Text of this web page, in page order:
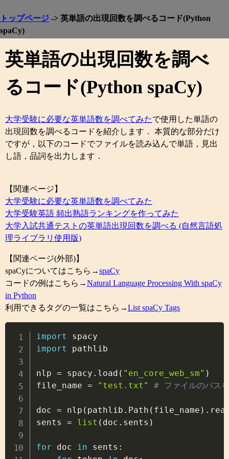
トップページ -> 英単語の出現回数を調べるコード(Python
spaCy)
英単語の出現回数を調べ
るコード(Python spaCy)
大学受験に必要な英単語数を調べてみたで使用した単語の
出現回数を調べるコードを紹介します． 本質的な部分だけ
ですが，以下のコードでファイルを読み込んで単語，見出
し語，品詞を出力します．
【関連ページ】
大学受験に必要な英単語数を調べてみた
大学受験英語 頻出熟語ランキングを作ってみた
大学入試共通テストの英単語出現回数を調べる (自然言語処
理ライブラリ使用版)
【関連ページ(外部)】
spaCyについてはこちら→spaCy
コードの例はこちら→Natural Language Processing With spaCy
in Python
利用できるタグの一覧はこちら→List spaCy Tags
import
import pathlib
nlp = spacy . load ( "en_core_web_sm" )
file_name = "test.txt" # ファイルのパス
doc = nlp ( pathlib . Path ( file_name ) .
sents = list ( doc . sents )
for doc in sents :